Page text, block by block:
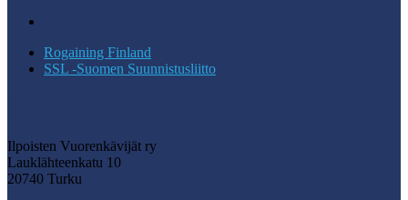
Rogaining Finland
SSL -Suomen Suunnistusliitto
Ilpoisten Vuorenkävijät ry
Lauklähteenkatu 10
20740 Turku